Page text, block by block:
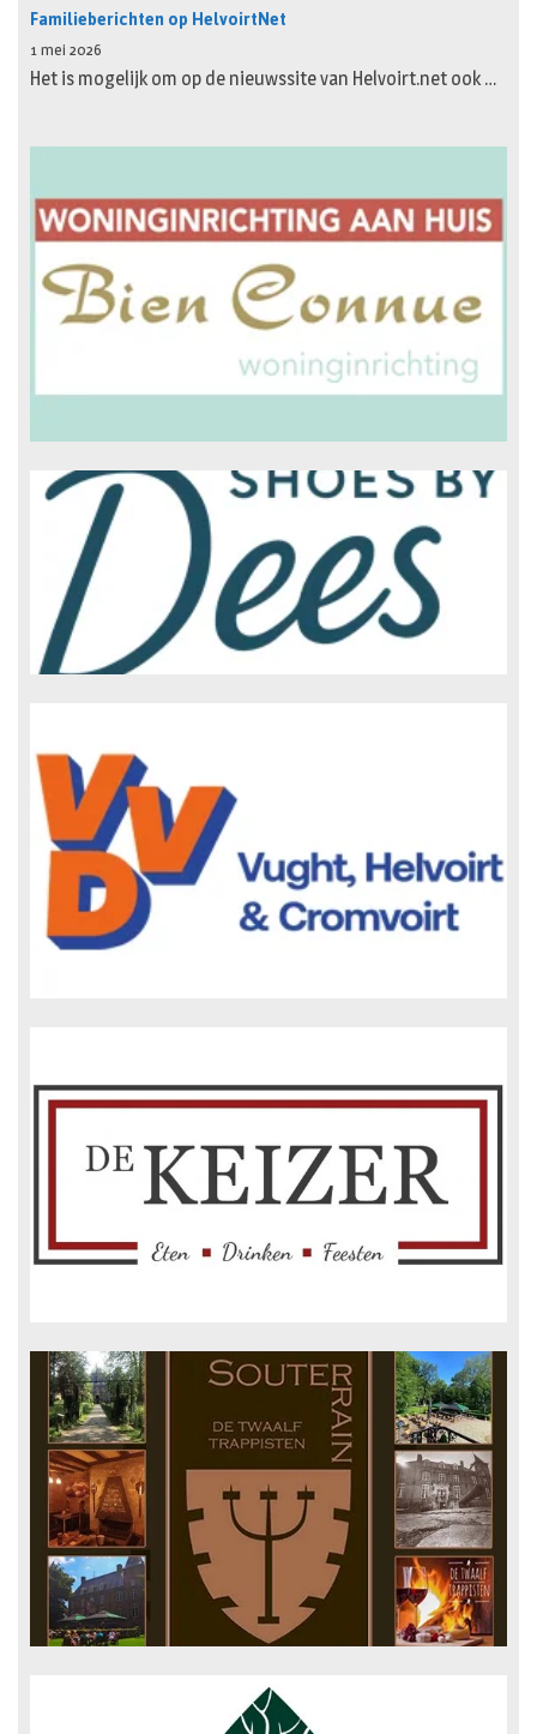
Familieberichten op HelvoirtNet
1 mei 2026
Het is mogelijk om op de nieuwssite van Helvoirt.net ook …